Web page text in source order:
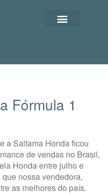
Fórmula 1
a Saitama Honda ficou
de vendas no Brasil,
Honda entre julho e
nossa vendedora,
as melhores do país.